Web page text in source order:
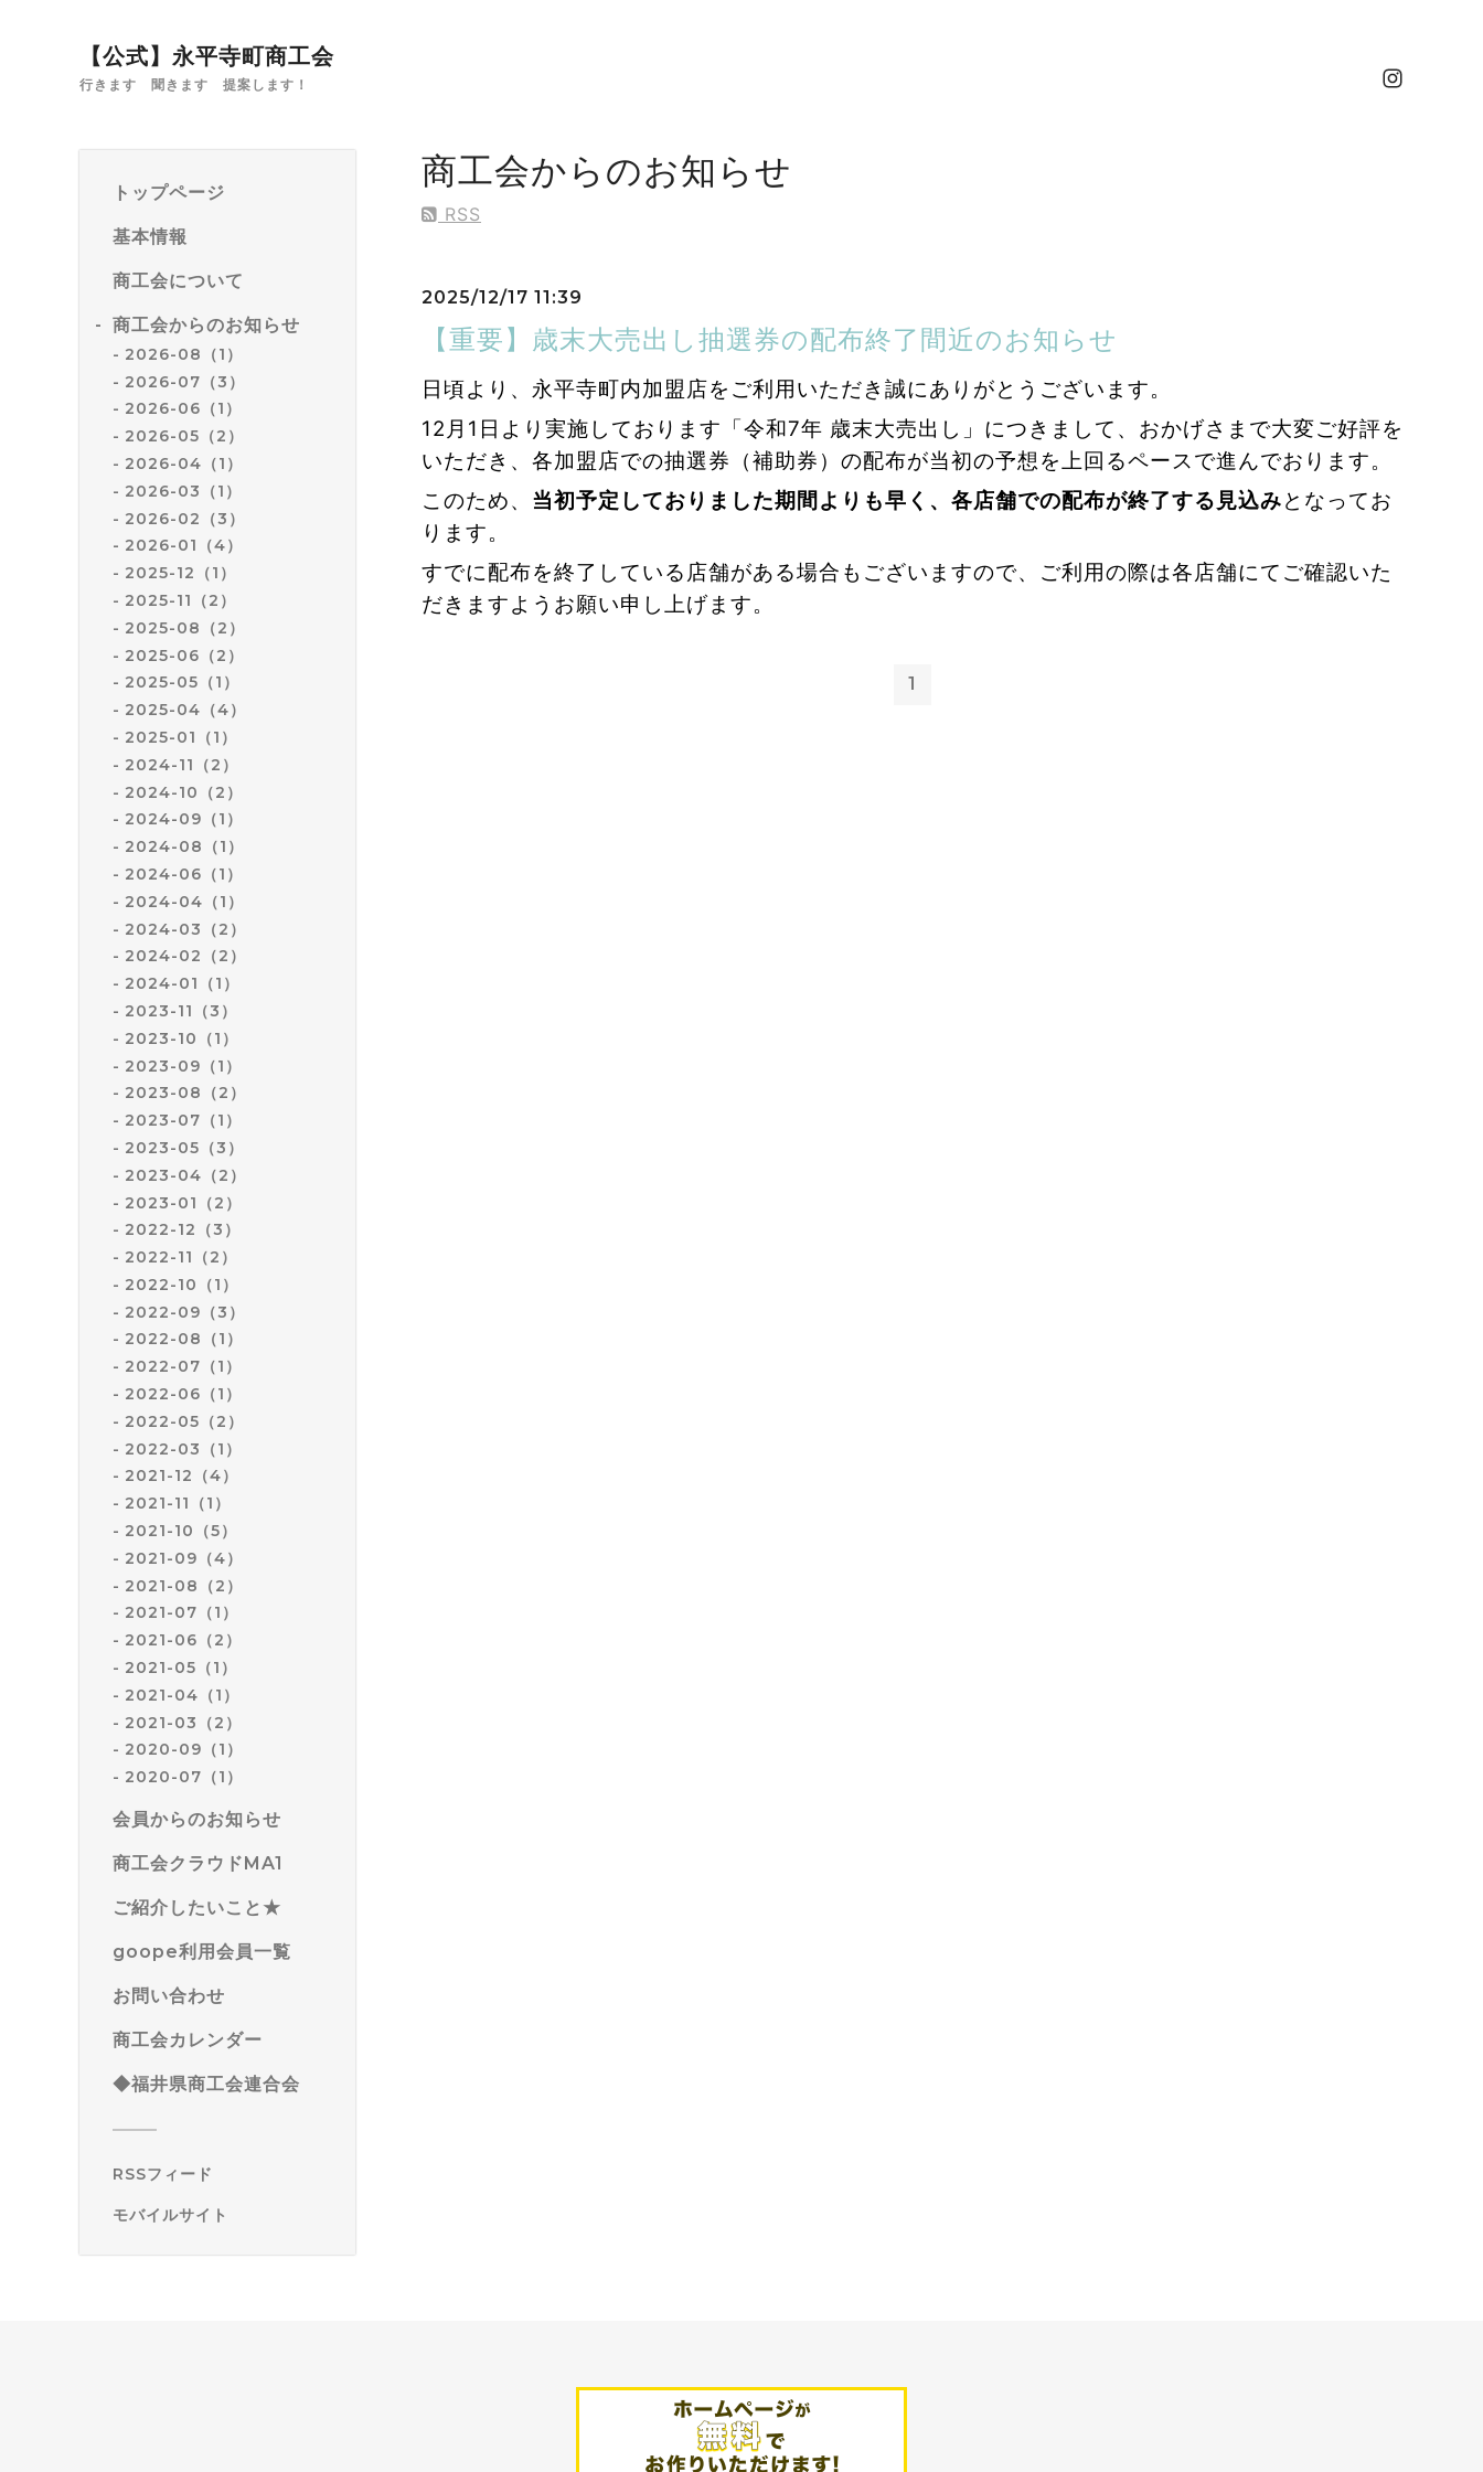
【公式】永平寺町商工会
行きます 聞きます 提案します！
トップページ
基本情報
商工会について
商工会からのお知らせ
2026-08（1）
2026-07（3）
2026-06（1）
2026-05（2）
2026-04（1）
2026-03（1）
2026-02（3）
2026-01（4）
2025-12（1）
2025-11（2）
2025-08（2）
2025-06（2）
2025-05（1）
2025-04（4）
2025-01（1）
2024-11（2）
2024-10（2）
2024-09（1）
2024-08（1）
2024-06（1）
2024-04（1）
2024-03（2）
2024-02（2）
2024-01（1）
2023-11（3）
2023-10（1）
2023-09（1）
2023-08（2）
2023-07（1）
2023-05（3）
2023-04（2）
2023-01（2）
2022-12（3）
2022-11（2）
2022-10（1）
2022-09（3）
2022-08（1）
2022-07（1）
2022-06（1）
2022-05（2）
2022-03（1）
2021-12（4）
2021-11（1）
2021-10（5）
2021-09（4）
2021-08（2）
2021-07（1）
2021-06（2）
2021-05（1）
2021-04（1）
2021-03（2）
2020-09（1）
2020-07（1）
会員からのお知らせ
商工会クラウドMA1
ご紹介したいこと★
goope利用会員一覧
お問い合わせ
商工会カレンダー
◆福井県商工会連合会
RSSフィード
モバイルサイト
商工会からのお知らせ
RSS
2025/12/17 11:39
【重要】歳末大売出し抽選券の配布終了間近のお知らせ
日頃より、永平寺町内加盟店をご利用いただき誠にありがとうございます。
12月1日より実施しております「令和7年 歳末大売出し」につきまして、おかげさまで大変ご好評を
いただき、各加盟店での抽選券（補助券）の配布が当初の予想を上回るペースで進んでおります。
このため、 当初予定しておりました期間よりも早く、各店舗での配布が終了する見込みとなってお
ります。
すでに配布を終了している店舗がある場合もございますので、ご利用の際は各店舗にてご確認いた
だきますようお願い申し上げます。
1